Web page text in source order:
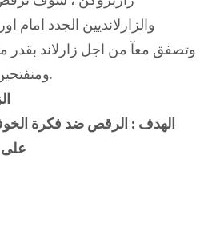
والزارلانديين الجدد امام
وتصفق معآ من اجل زارلاند بقدر
ومنفتحين وسنتكلم عن كل شيئ.
الهدف : الرقص ضد فكرة